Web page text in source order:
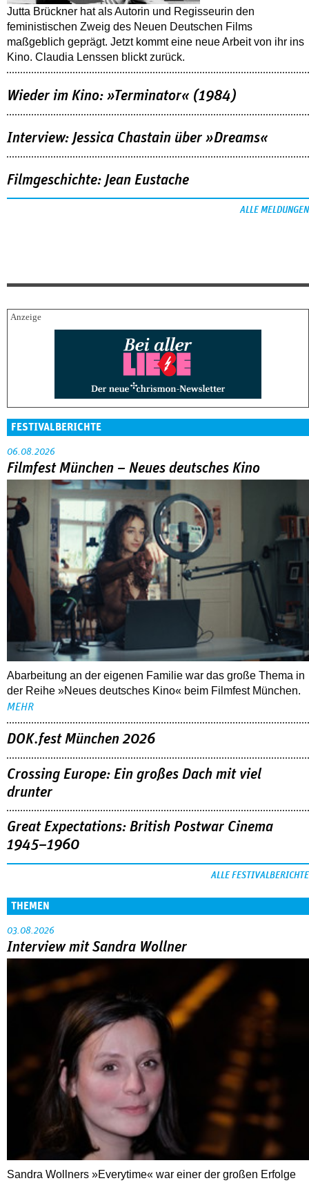
Jutta Brückner hat als Autorin und Regisseurin den
feministischen Zweig des Neuen Deutschen Films
maßgeblich geprägt. Jetzt kommt eine neue Arbeit von ihr ins
Kino. Claudia Lenssen blickt zurück.
Wieder im Kino: »Terminator« (1984)
Interview: Jessica Chastain über »Dreams«
Filmgeschichte: Jean Eustache
ALLE MELDUNGEN
FESTIVALBERICHTE
06.08.2026
Filmfest München – Neues deutsches Kino
Abarbeitung an der eigenen Familie war das große Thema in
der Reihe »Neues deutsches Kino« beim Filmfest München.
MEHR
DOK.fest München 2026
Crossing Europe: Ein großes Dach mit viel
drunter
Great Expectations: British Postwar Cinema
1945–1960
ALLE FESTIVALBERICHTE
THEMEN
03.08.2026
Interview mit Sandra Wollner
Sandra Wollners »Everytime« war einer der großen Erfolge